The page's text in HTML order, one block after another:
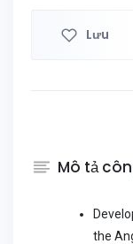
Lưu
Mô tả
the